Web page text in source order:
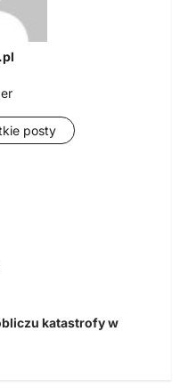
posty
katastrofy w